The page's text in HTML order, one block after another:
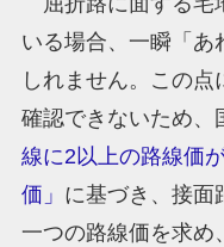
いる場合、一瞬「あ
しれません。この
確認できないため、
線に2以上の路線価
価」 に基づき、接面
一つの路線価を求め